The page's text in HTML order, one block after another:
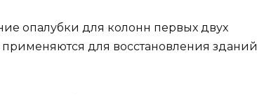
опалубки для колонн первых двух
для восстановления зданий